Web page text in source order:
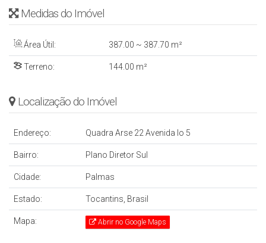
Medidas do Imóvel
Área Útil: 387.00 ~ 387.70 m²
Terreno: 144.00 m²
Localização do Imóvel
Endereço: Quadra Arse 22 Avenida lo 5
Bairro: Plano Diretor Sul
Cidade: Palmas
Estado: Tocantins, Brasil
Mapa: Abrir no Google Maps